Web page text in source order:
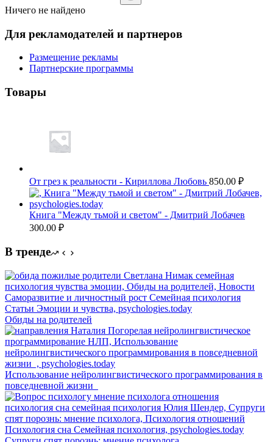
Ничего не найдено
Для рекламодателей и партнеров
Размещение рекламы
Партнерские программы
Товары
От грез к реальности - Кириллова Любовь 850.00 ₽
Книга "Между тьмой и светом" - Дмитрий Лобачев
300.00 ₽
В тренде
Обиды на родителей
Использование нейролингвистического программирования в
повседневной жизни